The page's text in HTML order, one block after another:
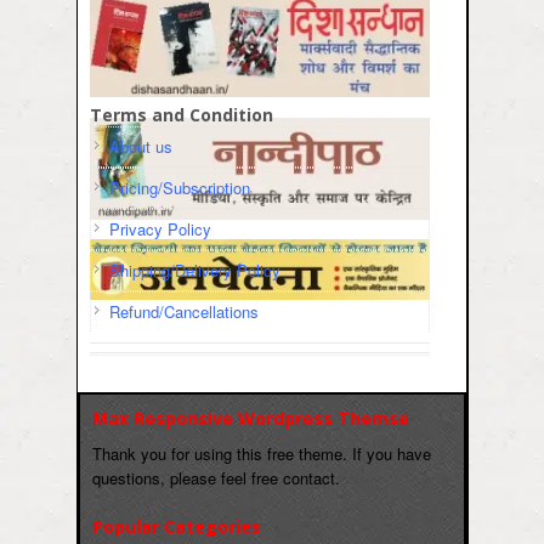
Terms and Condition
About us
Pricing/Subscription
Privacy Policy
Shipping/Delivery Policy
Refund/Cancellations
Max Responsive Wordpress Themse
Thank you for using this free theme. If you have
questions, please feel free contact.
Popular Categories